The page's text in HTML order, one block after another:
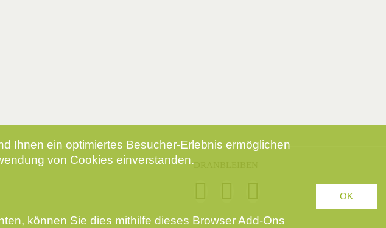
Ihnen ein optimiertes Besucher-Erlebnis ermöglichen
von Cookies einverstanden.
können Sie dies mithilfe dieses Browser Add-Ons
OK